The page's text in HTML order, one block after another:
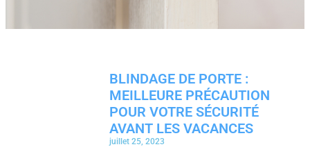
BLINDAGE DE PORTE :
MEILLEURE PRÉCAUTION
POUR VOTRE SÉCURITÉ
AVANT LES VACANCES
juillet 25, 2023